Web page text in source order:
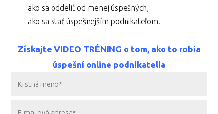
ako sa oddeliť od menej úspešných,
ako sa stať úspešnejším podnikateľom.
Získajte VIDEO TRÉNING o tom, ako to robia
úspešní online podnikatelia